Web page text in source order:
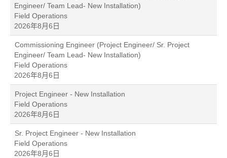
Engineer/ Team Lead- New Installation)
Field Operations
2026年8月6日
Commissioning Engineer (Project Engineer/ Sr. Project
Engineer/ Team Lead- New Installation)
Field Operations
2026年8月6日
Project Engineer - New Installation
Field Operations
2026年8月6日
Sr. Project Engineer - New Installation
Field Operations
2026年8月6日